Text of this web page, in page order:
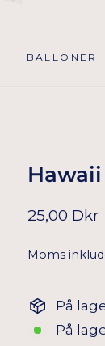
BALLONER
Normal
25,00 Dkr
Moms
På
På